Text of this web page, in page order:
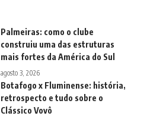
Palmeiras: como o clube
construiu uma das estruturas
mais fortes da América do Sul
agosto 3, 2026
Botafogo x Fluminense: história,
retrospecto e tudo sobre o
Clássico Vovô